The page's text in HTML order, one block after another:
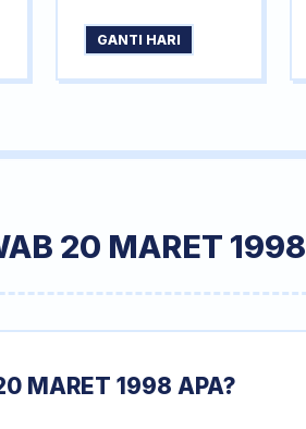
GANTI HARI
20 MARET 1998
MARET 1998 APA?